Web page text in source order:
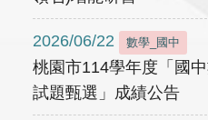
2026/06/22 數學_國中
桃園市114學年度「國
試題甄選」成績公告